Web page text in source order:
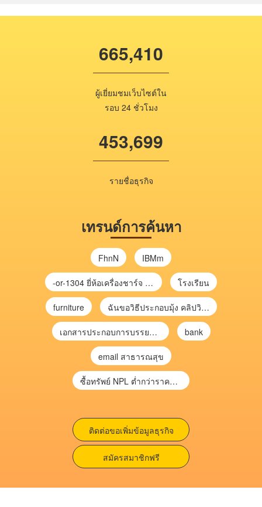
665,410
ผู้เยี่ยมชมเว็บไซต์ใน
รอบ 24 ชั่วโมง
453,699
รายชื่อธุรกิจ
เทรนด์การค้นหา
FhnN IBMm
-or-1304 ยี่ห้อเครื่องชาร์จ chargecore โรงเรียน
furniture ฉันขอวิธีประกอบมุ้ง คลิปวิดีโอ การประกอบมุ้ง
เอกสารประกอบการบรรยาย การประเมินความเสี่ยงเพื่อวางแผนการตรวจสอบ \ bank
email สาธารณสุข
ซื้อทรัพย์ NPL ต่ำกว่าราคาตลาด 30-70% แบบไม่ต้องไปประมูล”
ติดต่อขอเพิ่มข้อมูลธุรกิจ
สมัครสมาชิกฟรี